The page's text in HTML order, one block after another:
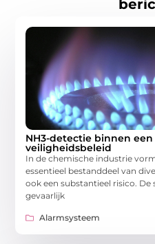
NH3-detectie binnen
veiligheidsbeleid
In de chemische industrie
essentieel bestanddeel van
ook een substantieel risico.
gevaarlijk
Alarmsysteem